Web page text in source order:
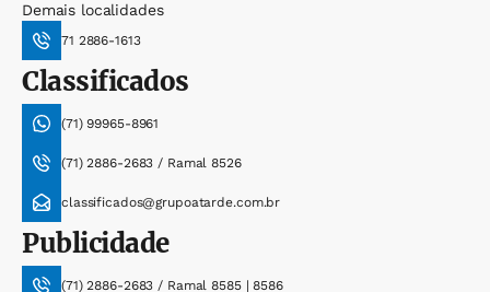
Demais localidades
71 2886-1613
Classificados
(71) 99965-8961
(71) 2886-2683 / Ramal 8526
classificados@grupoatarde.com.br
Publicidade
(71) 2886-2683 / Ramal 8585 | 8586